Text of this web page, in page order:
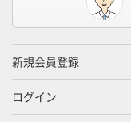
新規会員登録
ログイン